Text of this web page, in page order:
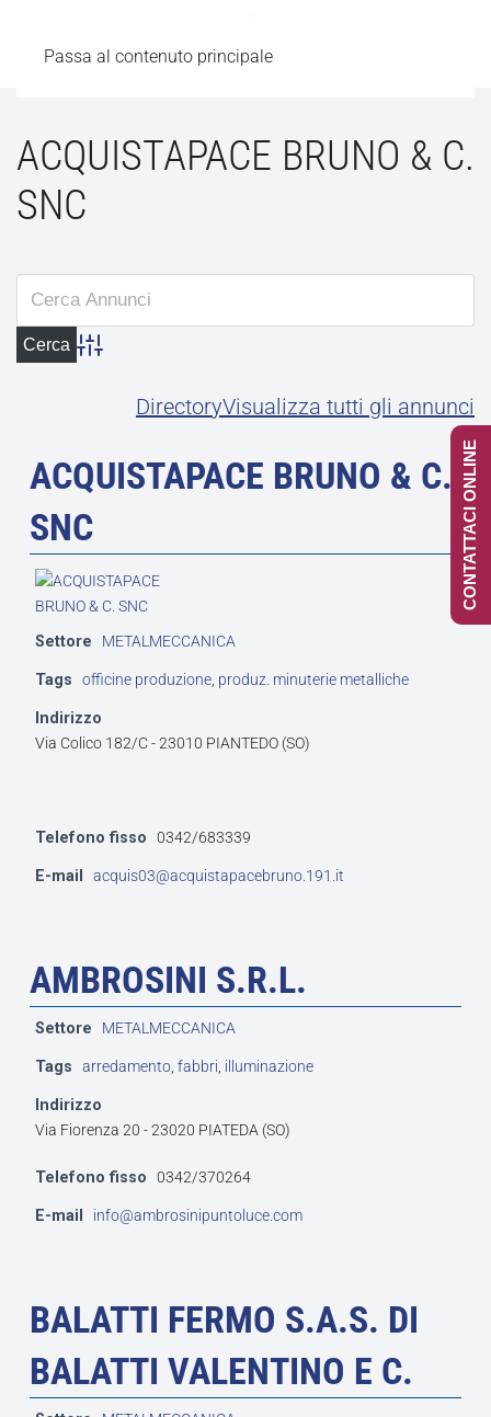
Passa al contenuto principale
ACQUISTAPACE BRUNO & C.
SNC
Advanced Search
DirectoryVisualizza tutti gli annunci
ACQUISTAPACE BRUNO & C.
SNC
Settore METALMECCANICA
Tags officine produzione, produz. minuterie metalliche
Indirizzo
Via Colico 182/C - 23010 PIANTEDO (SO)
Telefono fisso 0342/683339
E-mail acquis03@acquistapacebruno.191.it
AMBROSINI S.R.L.
Settore METALMECCANICA
Tags arredamento, fabbri, illuminazione
Indirizzo
Via Fiorenza 20 - 23020 PIATEDA (SO)
Telefono fisso 0342/370264
E-mail info@ambrosinipuntoluce.com
BALATTI FERMO S.A.S. DI
BALATTI VALENTINO E C.
CONTATTACI ONLINE